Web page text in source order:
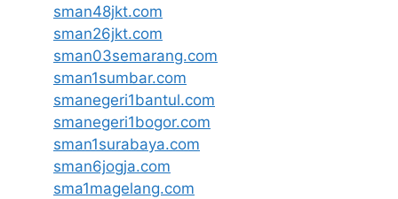
sman48jkt.com
sman26jkt.com
sman03semarang.com
sman1sumbar.com
smanegeri1bantul.com
smanegeri1bogor.com
sman1surabaya.com
sman6jogja.com
sma1magelang.com